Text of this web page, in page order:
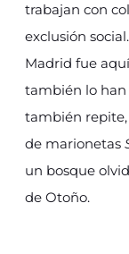
trabajan con
exclusión
Madrid fue
también lo han
también repite,
de marionetas
un bosque
de Otoño.